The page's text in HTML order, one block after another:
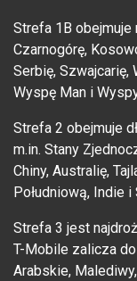
Strefa 1B obejmuje
Czarnogórę,
Serbię, Szwajcarię,
Wyspę Man i
Strefa 2 obejmuje
m.in. Stany
Chiny, Australię,
Południową, Indie i
Strefa 3 jest
T-Mobile zalicza
Arabskie,